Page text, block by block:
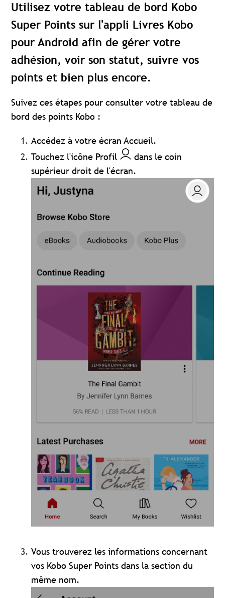
Utilisez votre tableau de bord Kobo
Super Points sur l'appli Livres Kobo
pour Android afin de gérer votre
adhésion, voir son statut, suivre vos
points et bien plus encore.
Suivez ces étapes pour consulter votre tableau de
bord des points Kobo :
Accédez à votre écran Accueil.
Touchez l'icône Profil
dans le coin
supérieur droit de l'écran.
Vous trouverez les informations concernant
vos Kobo Super Points dans la section du
même nom.